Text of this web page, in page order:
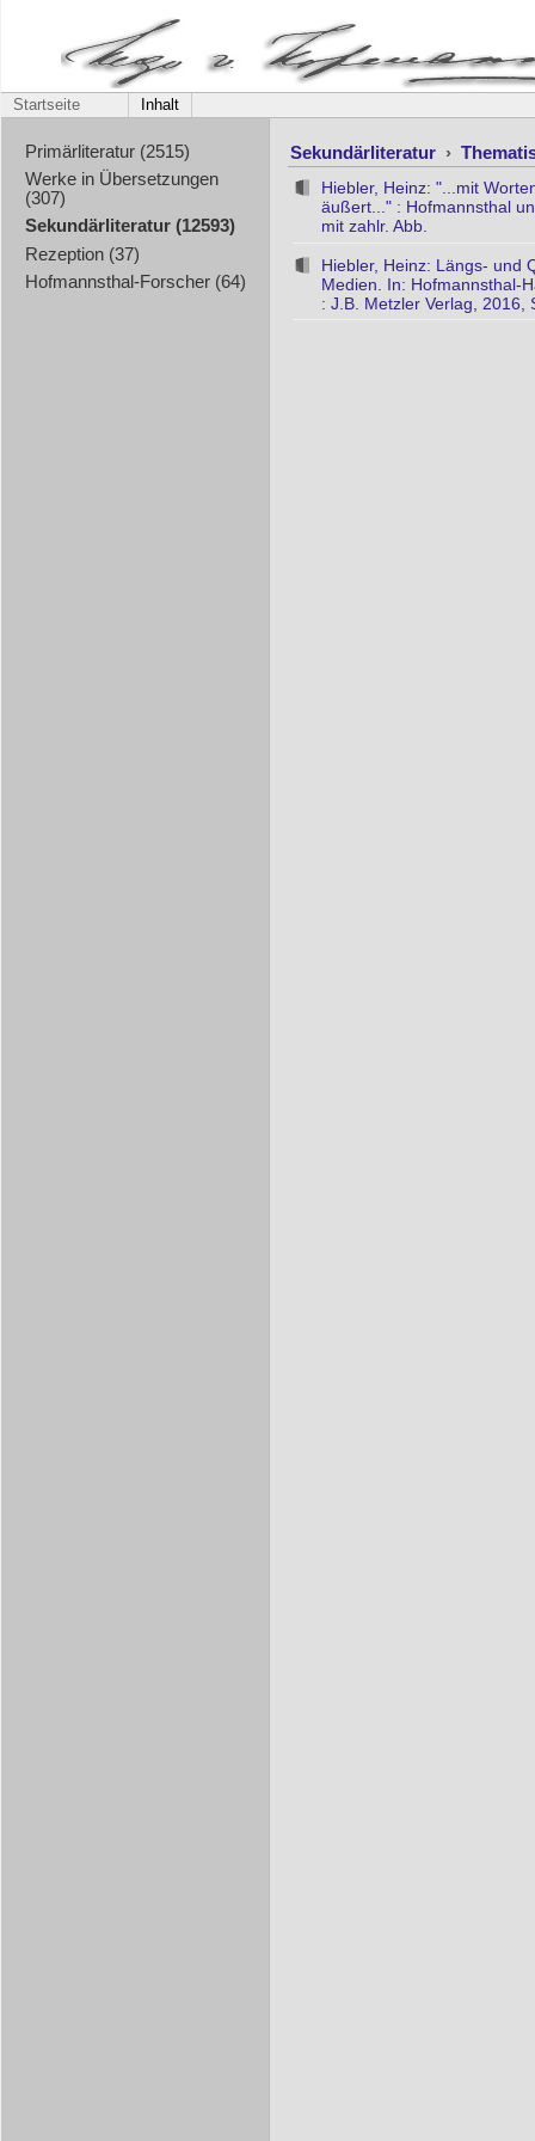
Startseite Inhalt
Primärliteratur (2515)
Werke in Übersetzungen
(307)
Sekundärliteratur (12593)
Rezeption (37)
Hofmannsthal-Forscher (64)
Sekundärliteratur ›
Hiebler, Heinz: "...mit
äußert..." : Hofmannsthal
mit zahlr. Abb.
Hiebler, Heinz: Längs- und
Medien. In: Hofmannsthal-
: J.B. Metzler Verlag, 2016,